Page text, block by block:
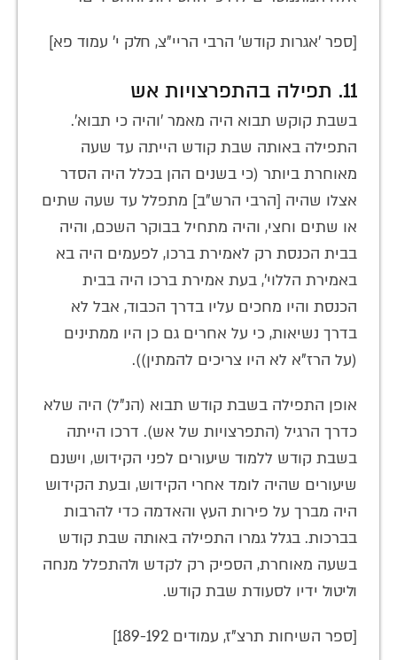
[ספר 'אגרות קודש' הרבי הריי"צ, חלק י' עמוד פא]
11. תפילה בהתפרצויות אש
בשבת קוקש תבוא היה מאמר 'והיה כי תבוא'.
התפילה באותה שבת קודש הייתה עד שעה
מאוחרת ביותר (כי בשנים ההן בכלל היה הסדר
אצלו שהיה [הרבי הרש"ב] מתפלל עד שעה שתים
או שתים וחצי, והיה מתחיל בבוקר השכם, והיה
בבית הכנסת רק לאמירת ברכו, לפעמים היה בא
באמירת הללוי', בעת אמירת ברכו היה בבית
הכנסת והיו מחכים עליו בדרך הכבוד, אבל לא
בדרך נשיאות, כי על אחרים גם כן היו ממתינים
(על הרז"א לא היו צריכים להמתין)).
אופן התפילה בשבת קודש תבוא (הנ"ל) היה שלא
כדרך הרגיל (התפרצויות של אש). דרכו הייתה
בשבת קודש ללמוד שיעורים לפני הקידוש, וישנם
שיעורים שהיה לומד אחרי הקידוש, ובעת הקידוש
היה מברך על פירות העץ והאדמה כדי להרבות
בברכות. בגלל גמרו התפילה באותה שבת קודש
בשעה מאוחרת, הספיק רק לקדש ולהתפלל מנחה
וליטול ידיו לסעודת שבת קודש.
[ספר השיחות תרצ"ז, עמודים 189-192]